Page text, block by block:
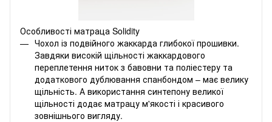
Особливості матраца Solidity
Чохол із подвійного жаккарда глибокої прошивки.
Завдяки високій щільності жаккардового
переплетення ниток з бавовни та поліестеру та
додаткового дублювання спанбондом – має велику
щільність. А використання синтепону великої
щільності додає матрацу м'якості і красивого
зовнішнього вигляду.